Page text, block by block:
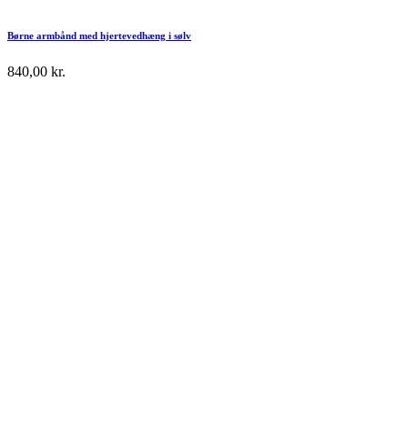
Børne armbånd med hjertevedhæng i sølv
840,00 kr.